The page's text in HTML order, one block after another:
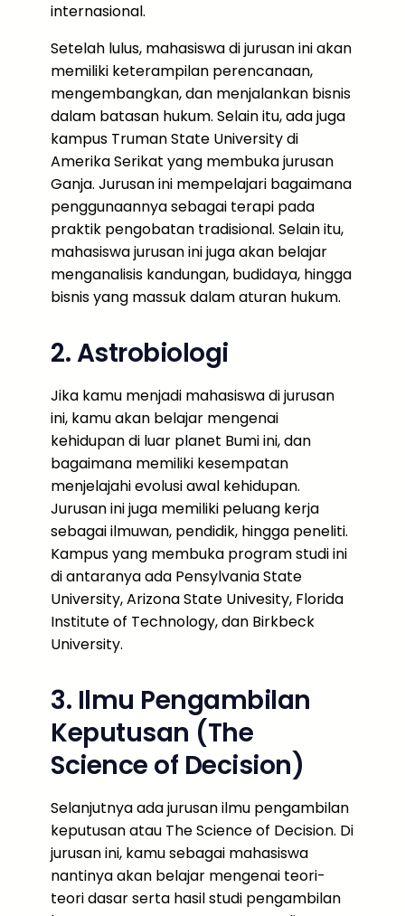
internasional.
Setelah lulus, mahasiswa di jurusan ini akan
memiliki keterampilan perencanaan,
mengembangkan, dan menjalankan bisnis
dalam batasan hukum. Selain itu, ada juga
kampus Truman State University di
Amerika Serikat yang membuka jurusan
Ganja. Jurusan ini mempelajari bagaimana
penggunaannya sebagai terapi pada
praktik pengobatan tradisional. Selain itu,
mahasiswa jurusan ini juga akan belajar
menganalisis kandungan, budidaya, hingga
bisnis yang massuk dalam aturan hukum.
2. Astrobiologi
Jika kamu menjadi mahasiswa di jurusan
ini, kamu akan belajar mengenai
kehidupan di luar planet Bumi ini, dan
bagaimana memiliki kesempatan
menjelajahi evolusi awal kehidupan.
Jurusan ini juga memiliki peluang kerja
sebagai ilmuwan, pendidik, hingga peneliti.
Kampus yang membuka program studi ini
di antaranya ada Pensylvania State
University, Arizona State Univesity, Florida
Institute of Technology, dan Birkbeck
University.
3. Ilmu Pengambilan
Keputusan (The
Science of Decision)
Selanjutnya ada jurusan ilmu pengambilan
keputusan atau The Science of Decision. Di
jurusan ini, kamu sebagai mahasiswa
nantinya akan belajar mengenai teori-
teori dasar serta hasil studi pengambilan